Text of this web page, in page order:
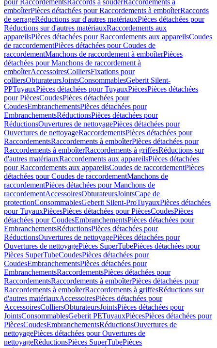
pour RaccordementsRaccords à souderRaccordements à
emboîterPièces détachées pour Raccordements à emboîterRaccords
de serrageRéductions sur d'autres matériauxPièces détachées pour
Réductions sur d'autres matériauxRaccordements aux
appareilsPièces détachées pour Raccordements aux appareilsCoudes
de raccordementPièces détachées pour Coudes de
raccordementManchons de raccordement à emboîterPièces
détachées pour Manchons de raccordement à
emboîterAccessoiresColliersFixations pour
colliersObturateursJointsConsommablesGeberit Silent-
PPTuyauxPièces détachées pour TuyauxPiècesPièces détachées
pour PiècesCoudesPièces détachées pour
CoudesEmbranchementsPièces détachées pour
EmbranchementsRéductionsPièces détachées pour
RéductionsOuvertures de nettoyagePièces détachées pour
Ouvertures de nettoyageRaccordementsPièces détachées pour
RaccordementsRaccordements à emboîterPièces détachées pour
Raccordements à emboîterRaccordements à griffesRéductions sur
d'autres matériauxRaccordements aux appareilsPièces détachées
pour Raccordements aux appareilsCoudes de raccordementPièces
détachées pour Coudes de raccordementManchons de
raccordementPièces détachées pour Manchons de
raccordementAccessoiresObturateursJointsCape de
protectionConsommablesGeberit Silent-ProTuyauxPièces détachées
pour TuyauxPiècesPièces détachées pour PiècesCoudesPièces
détachées pour CoudesEmbranchementsPièces détachées pour
EmbranchementsRéductionsPièces détachées pour
RéductionsOuvertures de nettoyagePièces détachées pour
Ouvertures de nettoyagePièces SuperTubePièces détachées pour
Pièces SuperTubeCoudesPièces détachées pour
CoudesEmbranchementsPièces détachées pour
EmbranchementsRaccordementsPièces détachées pour
RaccordementsRaccordements à emboîterPièces détachées pour
Raccordements à emboîterRaccordements à griffesRéductions sur
d'autres matériauxAccessoiresPièces détachées pour
AccessoiresColliersObturateursJointsPièces détachées pour
JointsConsommablesGeberit PETuyauxPiècesPièces détachées pour
PiècesCoudesEmbranchementsRéductionsOuvertures de
nettoyagePièces détachées pour Ouvertures de
nettoyageRéductionsPièces SuperTubePièces